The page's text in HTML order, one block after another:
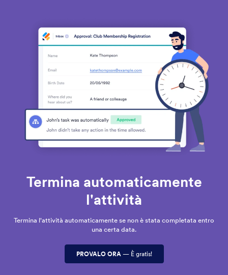
Termina automaticamente
l'attività
Termina l'attività automaticamente se non è stata completata entro
una certa data.
PROVALO ORA — È gratis!